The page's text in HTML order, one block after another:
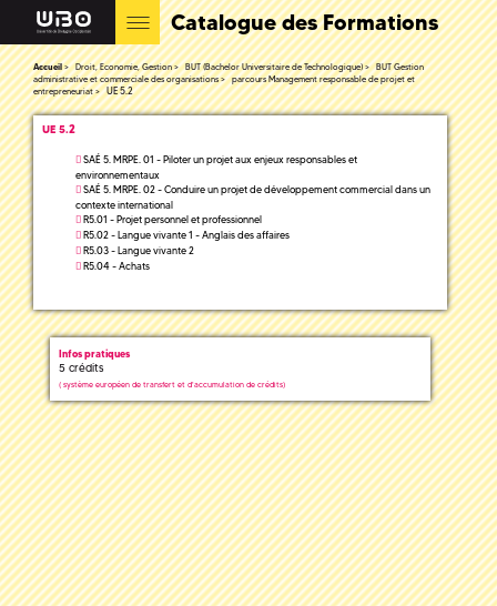
Catalogue des Formations
Accueil Droit, Economie, Gestion BUT (Bachelor Universitaire de Technologique)
BUT Gestion
administrative et commerciale des organisations
parcours Management responsable de projet et
entrepreneuriat
UE 5.2
UE 5.2
SAÉ 5. MRPE. 01 - Piloter un projet aux enjeux responsables et
environnementaux
SAÉ 5. MRPE. 02 - Conduire un projet de développement commercial dans un
contexte international
R5.01 - Projet personnel et professionnel
R5.02 - Langue vivante 1 - Anglais des affaires
R5.03 - Langue vivante 2
R5.04 - Achats
Infos pratiques
5 crédits
( système européen de transfert et d'accumulation de crédits)